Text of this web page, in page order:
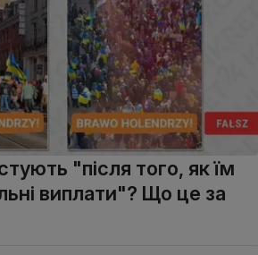
"після того, як їм
виплати"? Що це за